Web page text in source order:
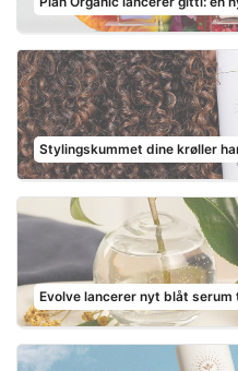
Stylingskummet dine krøller
Evolve lancerer nyt blåt serum